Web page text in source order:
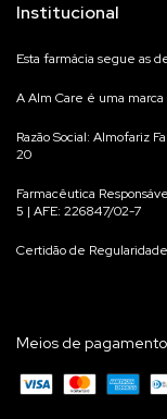
Institucional
Esta farmácia segue as
A Alm Care é uma
Por isso, cada
Não trabalhamos com
Anvisa e após avaliação
Razão Social: Almofariz
20
Farmacêutica
5 | AFE: 226847/02-7
Certidão de
Meios de pagamento